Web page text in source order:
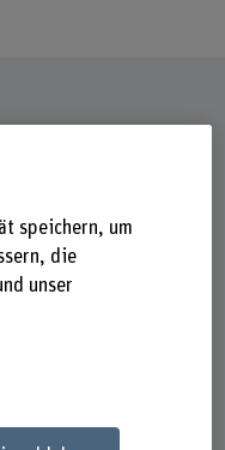
speichern, um
die
unser